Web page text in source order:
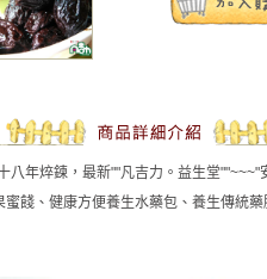
年焠鍊，最新""凡吉力。益生堂""~~~"
餞、健康方便養生水藥包、養生傳統藥